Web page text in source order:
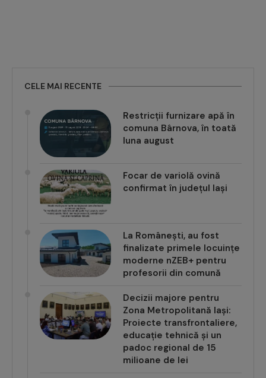
CELE MAI RECENTE
Restricții furnizare apă în
comuna Bârnova, în toată
luna august
Focar de variolă ovină
confirmat în județul Iași
La Românești, au fost
finalizate primele locuințe
moderne nZEB+ pentru
profesorii din comună
Decizii majore pentru
Zona Metropolitană Iași:
Proiecte transfrontaliere,
educație tehnică și un
padoc regional de 15
milioane de lei